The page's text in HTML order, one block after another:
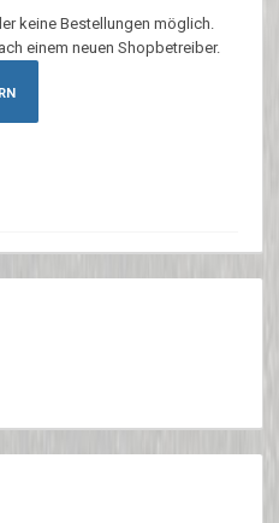
keine Bestellungen möglich.
einem neuen Shopbetreiber.